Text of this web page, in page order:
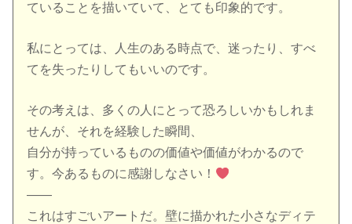
ていることを描いていて、とても印象的です。
私にとっては、人生のある時点で、迷ったり、すべ
てを失ったりしてもいいのです。
その考えは、多くの人にとって恐ろしいかもしれま
せんが、それを経験した瞬間、
自分が持っているものの価値や価値がわかるので
す。今あるものに感謝しなさい！
——
これはすごいアートだ。壁に描かれた小さなディテ